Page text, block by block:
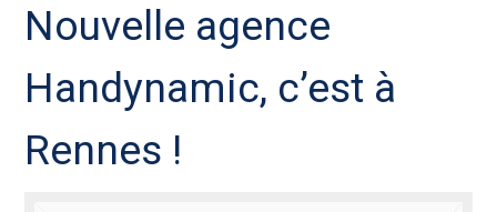
Nouvelle agence
Handynamic, c’est à
Rennes !